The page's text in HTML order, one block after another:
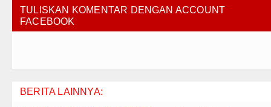
TULISKAN KOMENTAR DENGAN ACCOUNT
FACEBOOK
BERITA LAINNYA: